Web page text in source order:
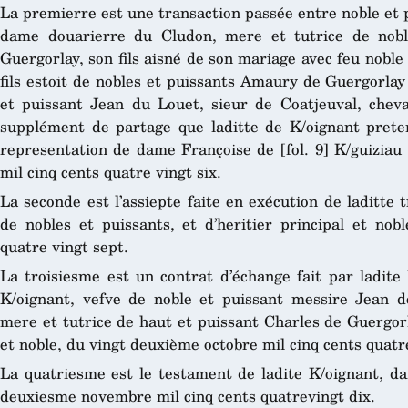
La premierre est une transaction passée entre noble
dame douarierre du Cludon, mere et tutrice de
Guergorlay, son fils aisné de son mariage avec feu
fils estoit de nobles et puissants Amaury de
et puissant Jean du Louet, sieur de Coatjeuval,
supplément de partage que laditte de K/oignant
representation de dame Françoise de [fol. 9] K/
mil cinq cents quatre vingt six.
La seconde est l’assiepte faite en exécution de laditte
de nobles et puissants, et d’heritier principal et
quatre vingt sept.
La troisiesme est un contrat d’échange fait par
K/oignant, vefve de noble et puissant messire Jean
mere et tutrice de haut et puissant Charles de
et noble, du vingt deuxième octobre mil cinq cents
La quatriesme est le testament de ladite K/oignant,
deuxiesme novembre mil cinq cents quatrevingt dix.